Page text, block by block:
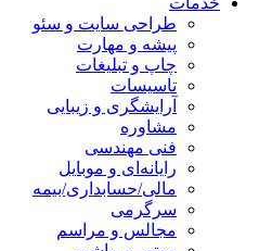
طراحی سایت و سئو
پیشه و مهارت
چاپ و تبلیغات
تاسیسات
آرایشگری و زیبایی
مشاوره
فنی مهندسی
رایانه‌ای و موبایل
مالی/حسابداری/بیمه
سرگرمی
مجالس و مراسم